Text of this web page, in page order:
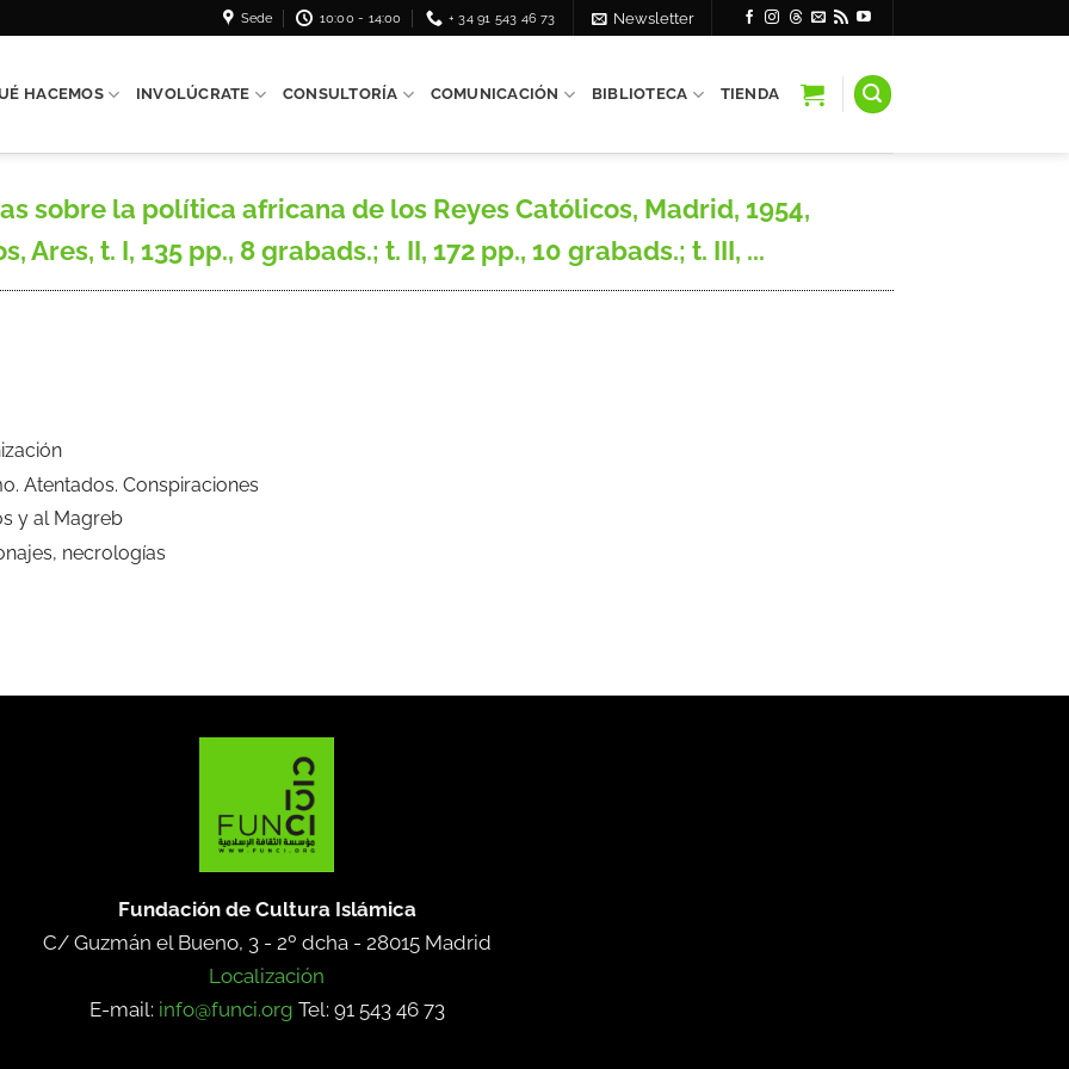
Sede 10:00 - 14:00 + 34 91 543 46 73 Newsletter
HACEMOS INVOLÚCRATE CONSULTORÍA COMUNICACIÓN BIBLIOTECA TIENDA
sobre la política africana de los Reyes Católicos, Madrid, 1954,
Ares, t. I, 135 pp., 8 grabads.; t. II, 172 pp., 10 grabads.; t. III, ...
Atentados. Conspiraciones
y al Magreb
necrologías
Fundación de Cultura Islámica
C/ Guzmán el Bueno, 3 - 2º dcha - 28015 Madrid
Localización
E-mail: info@funci.org Tel: 91 543 46 73